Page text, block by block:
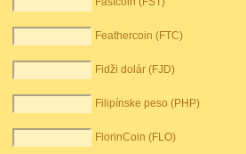
Feathercoin (FTC)
Fidži dolár (FJD)
Filipínske peso (PHP)
FlorinCoin (FLO)